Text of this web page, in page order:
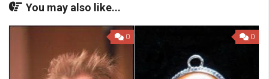
You may also like...
0 0